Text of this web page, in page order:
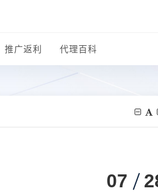
推广返利 代理百科
07